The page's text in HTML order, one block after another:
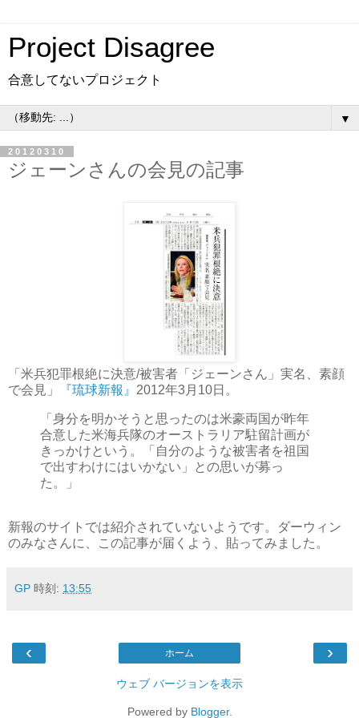
Project Disagree
合意してないプロジェクト
▼
20120310
ジェーンさんの会見の記事
「米兵犯罪根絶に決意/被害者「ジェーンさん」実名、素顔
で会見」
『琉球新報』 2012年3月10日。
「身分を明かそうと思ったのは米豪両国が昨年
合意した米海兵隊のオーストラリア駐留計画が
きっかけという。「自分のような被害者を祖国
で出すわけにはいかない」との思いが募っ
た。」
新報のサイトでは紹介されていないようです。ダーウィン
のみなさんに、この記事が届くよう、貼ってみました。
GP 時刻: 13:55
‹ ›
ホーム
ウェブ バージョンを表示
Powered by Blogger.